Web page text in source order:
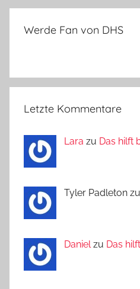
Werde Fan von DHS
Letzte Kommentare
Lara zu Das hilft
Tyler Padleton zu
Daniel zu Das